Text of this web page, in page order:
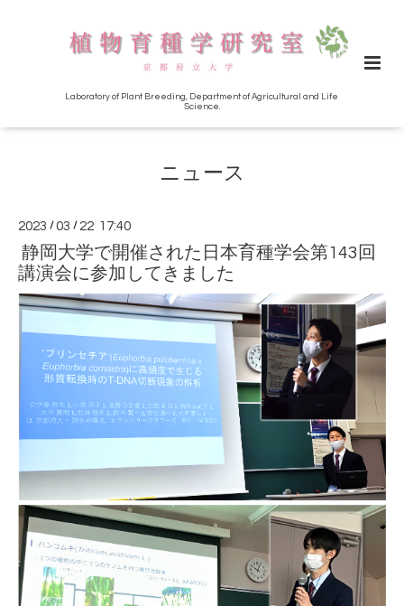
Laboratory of Plant Breeding, Department of Agricultural and Life
Science.
ニュース
2023 /03 / 22 17:40
静岡大学で開催された日本育種学会第143回
講演会に参加してきました